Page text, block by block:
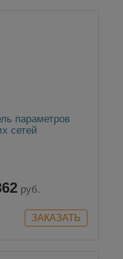
параметров
сетей
руб.